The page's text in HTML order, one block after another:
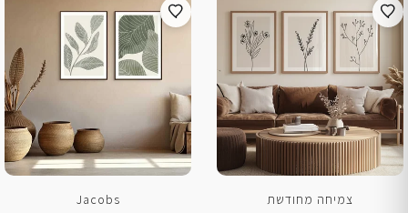
צמיחה מחודשת
Jacobs